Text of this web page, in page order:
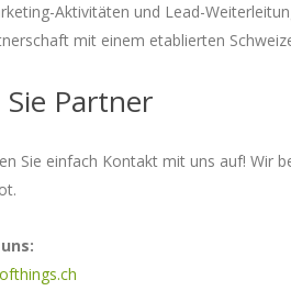
Aktivitäten und Lead-
mit einem etablierten
Partner
Sie einfach Kontakt mit uns auf! Wir